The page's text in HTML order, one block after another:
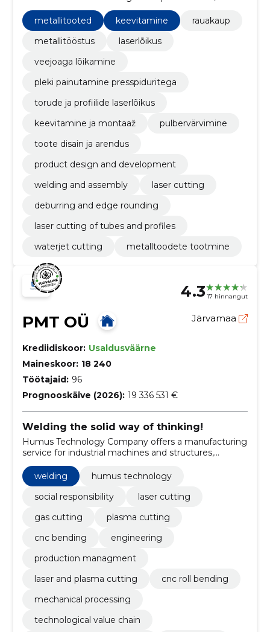
employing cutting-edge technology and expertise.
metallitooted
keevitamine
rauakaup
metallitööstus
laserlõikus
veejoaga lõikamine
pleki painutamine presspiduritega
torude ja profiilide laserlõikus
keevitamine ja montaaž
pulbervärvimine
toote disain ja arendus
product design and development
welding and assembly
laser cutting
deburring and edge rounding
laser cutting of tubes and profiles
waterjet cutting
metalltoodete tootmine
4.3 17 hinnangut
PMT OÜ Järvamaa
Krediidiskoor: Usaldusväärne
Maineskoor: 18 240
Töötajaid: 96
Prognooskäive (2026): 19 336 531 €
Welding the solid way of thinking!
Humus Technology Company offers a manufacturing
service for industrial machines and structures,
assembly, engineering, and manufacturing services.
welding
humus technology
social responsibility
laser cutting
gas cutting
plasma cutting
cnc bending
engineering
production managment
laser and plasma cutting
cnc roll bending
mechanical processing
technological value chain